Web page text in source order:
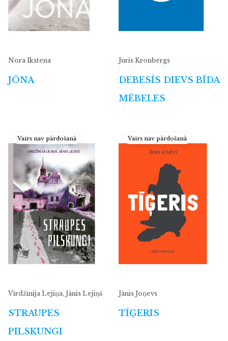
Nora Ikstena
JŌNA
Juris Kronbergs
DEBESĪS DIEVS BĪDA
MĒBELES
Vairs nav pārdošanā
Virdžīnija Lejiņa, Jānis Lejiņš
STRAUPES
PILSKUNGI
Vairs nav pārdošanā
Jānis Joņevs
TĪĢERIS